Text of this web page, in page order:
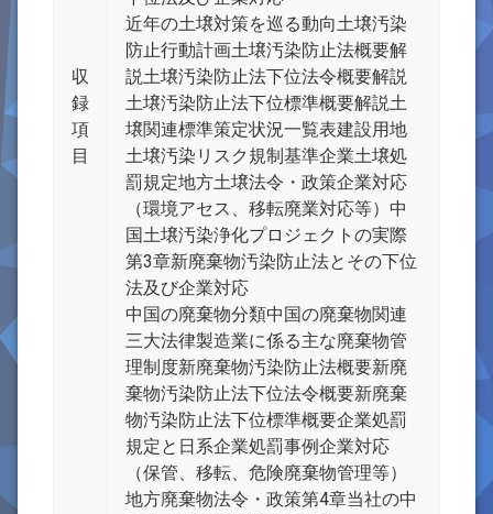
収
録
項
目
近年の土壌対策を巡る動向土壌汚染
防止行動計画土壌汚染防止法概要解
説土壌汚染防止法下位法令概要解説
土壌汚染防止法下位標準概要解説土
壌関連標準策定状況一覧表建設用地
土壌汚染リスク規制基準企業土壌処
罰規定地方土壌法令・政策企業対応
（環境アセス、移転廃業対応等）中
国土壌汚染浄化プロジェクトの実際
第3章新廃棄物汚染防止法とその下位
法及び企業対応
中国の廃棄物分類中国の廃棄物関連
三大法律製造業に係る主な廃棄物管
理制度新廃棄物汚染防止法概要新廃
棄物汚染防止法下位法令概要新廃棄
物汚染防止法下位標準概要企業処罰
規定と日系企業処罰事例企業対応
（保管、移転、危険廃棄物管理等）
地方廃棄物法令・政策第4章当社の中